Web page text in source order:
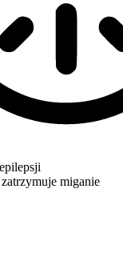
miganie